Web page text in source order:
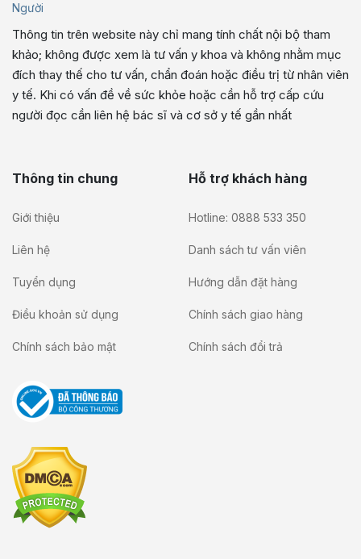
Người
Thông tin trên website này chỉ mang tính chất nội bộ tham
khảo; không được xem là tư vấn y khoa và không nhằm mục
đích thay thế cho tư vấn, chẩn đoán hoặc điều trị từ nhân viên
y tế. Khi có vấn đề về sức khỏe hoặc cần hỗ trợ cấp cứu
người đọc cần liên hệ bác sĩ và cơ sở y tế gần nhất
Thông tin chung
Giới thiệu
Liên hệ
Tuyển dụng
Điều khoản sử dụng
Chính sách bảo mật
Hỗ trợ khách hàng
Hotline: 0888 533 350
Danh sách tư vấn viên
Hướng dẫn đặt hàng
Chính sách giao hàng
Chính sách đổi trả